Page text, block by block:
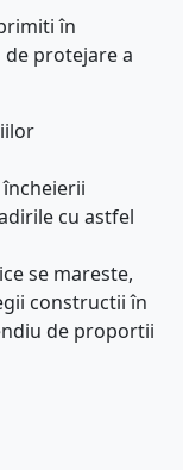
în
protejare a
cu astfel
se mareste,
constructii în
de proportii